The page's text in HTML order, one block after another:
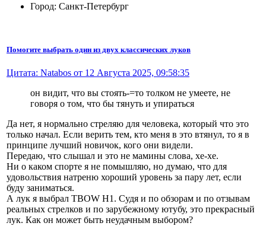
Город: Санкт-Петербург
Помогите выбрать один из двух классических луков
Цитата: Natabos от 12 Августа 2025, 09:58:35
он видит, что вы стоять-=то толком не умеете, не
говоря о том, что бы тянуть и упираться
Да нет, я нормально стреляю для человека, который что это
только начал. Если верить тем, кто меня в это втянул, то я в
принципе лучший новичок, кого они видели.
Передаю, что слышал и это не мамины слова, хе-хе.
Ни о каком спорте я не помышляю, но думаю, что для
удовольствия натреню хороший уровень за пару лет, если
буду заниматься.
А лук я выбрал TBOW H1. Судя и по обзорам и по отзывам
реальных стрелков и по зарубежному ютубу, это прекрасный
лук. Как он может быть неудачным выбором?